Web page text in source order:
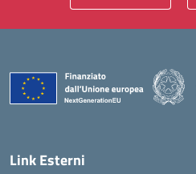
Link Esterni